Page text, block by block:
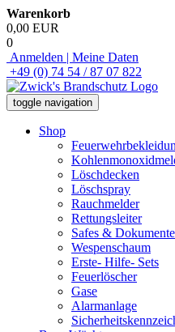
Warenkorb
0,00 EUR
0
Anmelden | Meine Daten
+49 (0) 74 54 / 87 07 822
toggle navigation
Shop
Löschdecken
Löschspray
Rauchmelder
Rettungsleiter
Safes &
Wespenschaum
Erste- Hilfe- Sets
Feuerlöscher
Gase
Alarmanlage